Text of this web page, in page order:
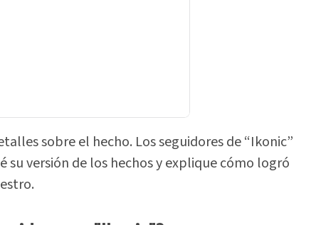
sobre el hecho. Los seguidores de “Ikonic”
versión de los hechos y explique cómo logró